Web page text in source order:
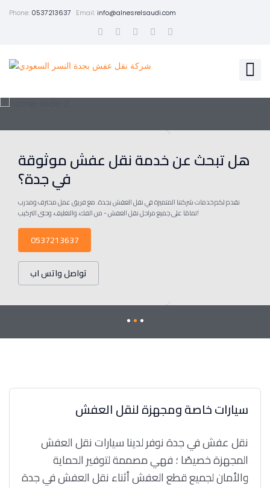
Phone: 0537213637 Email:info@alnesrelsaudi.com
هل تبحث عن خدمة نقل عفش موثوقة
في جدة؟
نقدم لكم خدمات شركتنا المتميزة في نقل العفش بجدة. مع فريق عمل محترف ومدرب
تمامًا على جميع مراحل نقل العفش - من الفك، والتغليف، وحتى التركيب!
0537213637
تواصل واتس اب
سيارات خاصة ومجهزة لنقل العفش
نقل عفش في جدة نوفر لدينا سيارات نقل العفش
المجهزة خصيصًا ؛ فهي مصممة لتوفير الحماية
والأمان لجميع قطع العفش أثناء نقل العفش في جدة